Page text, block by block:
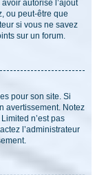
autorisé l’ajout
ou peut-être que
si vous ne savez
sur un forum.
pour son site. Si
avertissement. Notez
n’est pas
l’administrateur